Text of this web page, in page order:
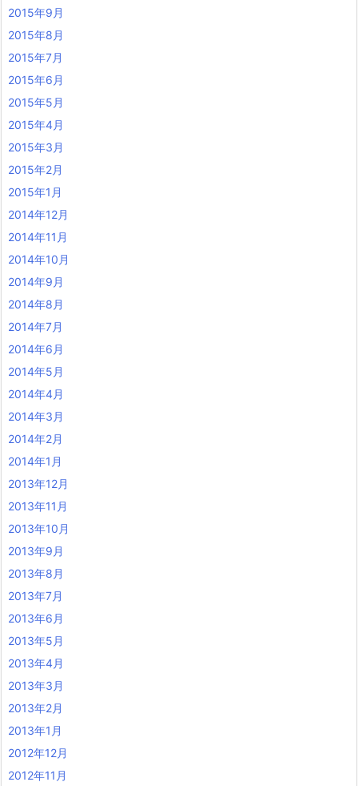
2015年9月
2015年8月
2015年7月
2015年6月
2015年5月
2015年4月
2015年3月
2015年2月
2015年1月
2014年12月
2014年11月
2014年10月
2014年9月
2014年8月
2014年7月
2014年6月
2014年5月
2014年4月
2014年3月
2014年2月
2014年1月
2013年12月
2013年11月
2013年10月
2013年9月
2013年8月
2013年7月
2013年6月
2013年5月
2013年4月
2013年3月
2013年2月
2013年1月
2012年12月
2012年11月